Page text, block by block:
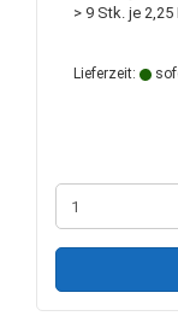
> 9 Stk. je 2,25
Lieferzeit: